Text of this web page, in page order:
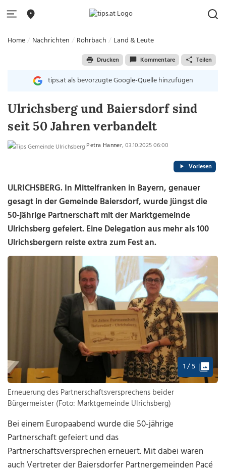
Home Nachrichten Rohrbach Land & Leute
Drucken Kommentare Teilen
tips.at als bevorzugte Google-Quelle hinzufügen
Ulrichsberg und Baiersdorf sind
seit 50 Jahren verbandelt
Petra Hanner, 03.10.2025 06:00
Vorlesen
ULRICHSBERG. In Mittelfranken in Bayern, genauer
gesagt in der Gemeinde Baiersdorf, wurde jüngst die
50-jährige Partnerschaft mit der Marktgemeinde
Ulrichsberg gefeiert. Eine Delegation aus mehr als 100
Ulrichsbergern reiste extra zum Fest an.
1 / 5
Erneuerung des Partnerschaftsversprechens beider
Bürgermeister (Foto: Marktgemeinde Ulrichsberg)
Bei einem Europaabend wurde die 50-jährige
Partnerschaft gefeiert und das
Partnerschaftsversprechen erneuert. Mit dabei waren
auch Vertreter der Baiersdorfer Partnergemeinden Pacé